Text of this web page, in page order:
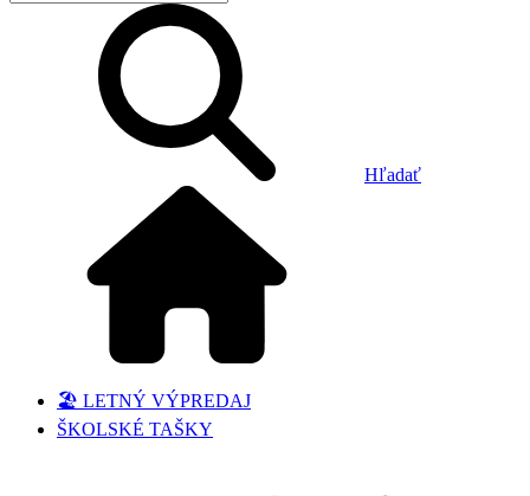
Hľadať
🏖️ LETNÝ VÝPREDAJ
ŠKOLSKÉ TAŠKY